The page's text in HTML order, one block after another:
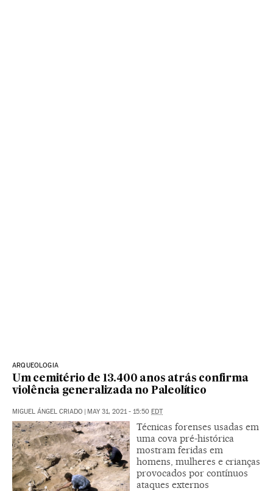
ARQUEOLOGIA
Um cemitério de 13.400 anos atrás confirma
violência generalizada no Paleolítico
MIGUEL ÁNGEL CRIADO | MAY 31, 2021 - 15:50 EDT
Técnicas forenses usadas em
uma cova pré-histórica
mostram feridas em
homens, mulheres e crianças
provocados por contínuos
ataques externos